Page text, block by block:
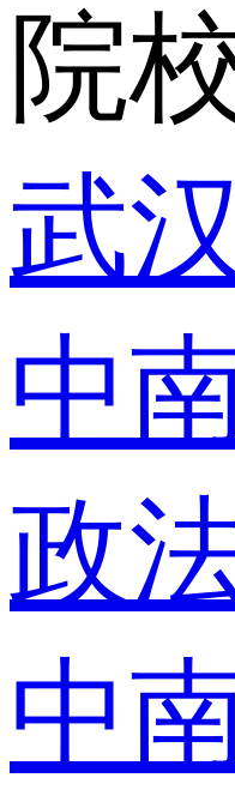
院
武
中
政
中